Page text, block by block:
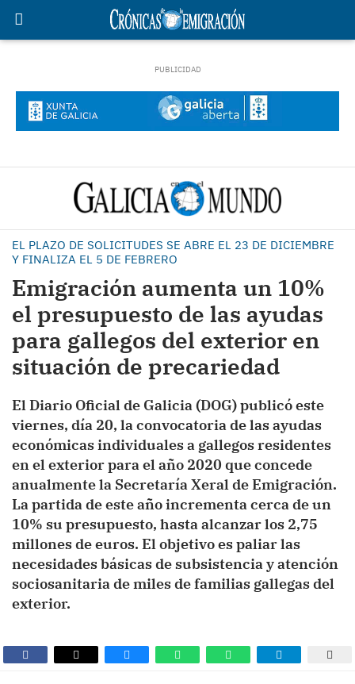
EL PLAZO DE SOLICITUDES SE ABRE EL 23 DE DICIEMBRE
Y FINALIZA EL 5 DE FEBRERO
Emigración aumenta un 10%
el presupuesto de las ayudas
para gallegos del exterior en
situación de precariedad
El Diario Oficial de Galicia (DOG) publicó este
viernes, día 20, la convocatoria de las ayudas
económicas individuales a gallegos residentes
en el exterior para el año 2020 que concede
anualmente la Secretaría Xeral de Emigración.
La partida de este año incrementa cerca de un
10% su presupuesto, hasta alcanzar los 2,75
millones de euros. El objetivo es paliar las
necesidades básicas de subsistencia y atención
sociosanitaria de miles de familias gallegas del
exterior.